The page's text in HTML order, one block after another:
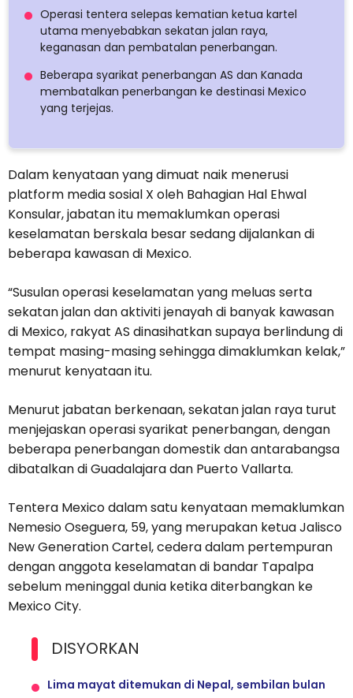
Operasi tentera selepas kematian ketua kartel
utama menyebabkan sekatan jalan raya,
keganasan dan pembatalan penerbangan.
Beberapa syarikat penerbangan AS dan Kanada
membatalkan penerbangan ke destinasi Mexico
yang terjejas.
Dalam kenyataan yang dimuat naik menerusi
platform media sosial X oleh Bahagian Hal Ehwal
Konsular, jabatan itu memaklumkan operasi
keselamatan berskala besar sedang dijalankan di
beberapa kawasan di Mexico.
“Susulan operasi keselamatan yang meluas serta
sekatan jalan dan aktiviti jenayah di banyak kawasan
di Mexico, rakyat AS dinasihatkan supaya berlindung di
tempat masing-masing sehingga dimaklumkan kelak,”
menurut kenyataan itu.
Menurut jabatan berkenaan, sekatan jalan raya turut
menjejaskan operasi syarikat penerbangan, dengan
beberapa penerbangan domestik dan antarabangsa
dibatalkan di Guadalajara dan Puerto Vallarta.
Tentera Mexico dalam satu kenyataan memaklumkan
Nemesio Oseguera, 59, yang merupakan ketua Jalisco
New Generation Cartel, cedera dalam pertempuran
dengan anggota keselamatan di bandar Tapalpa
sebelum meninggal dunia ketika diterbangkan ke
Mexico City.
DISYORKAN
Lima mayat ditemukan di Nepal, sembilan bulan